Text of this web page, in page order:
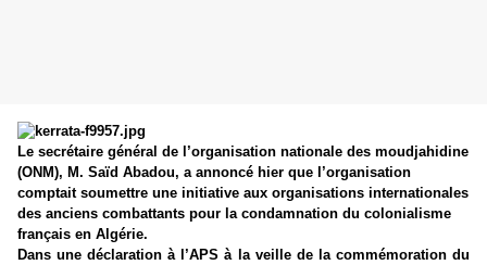
Le secrétaire général de l’organisation nationale des moudjahidine
(ONM), M. Saïd Abadou, a annoncé hier que l’organisation
comptait soumettre une initiative aux organisations internationales
des anciens combattants pour la condamnation du colonialisme
français en Algérie.
Dans une déclaration à l’APS à la veille de la commémoration du